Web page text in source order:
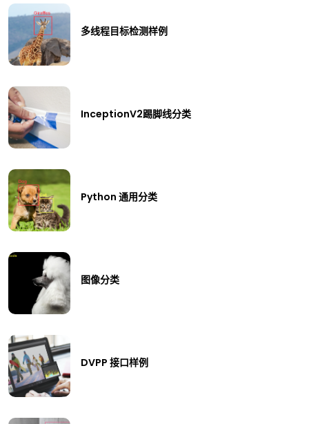
多线程目标检测样例
InceptionV2踢脚线分类
Python 通用分类
图像分类
DVPP 接口样例